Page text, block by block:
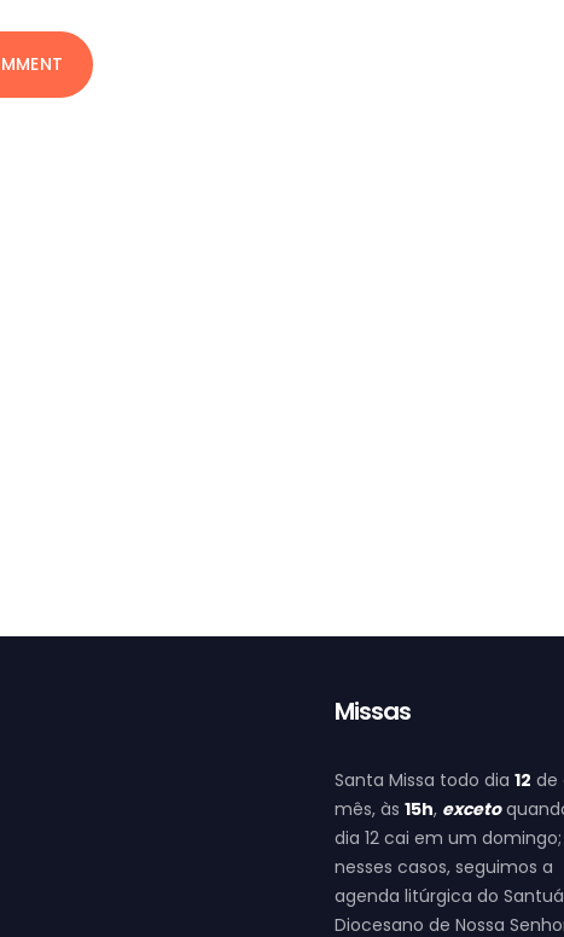
Missas
Santa Missa todo dia 12 de
mês, às 15h, exceto
dia 12 cai em um domingo;
nesses casos, seguimos a
agenda litúrgica do
Diocesano de Nossa